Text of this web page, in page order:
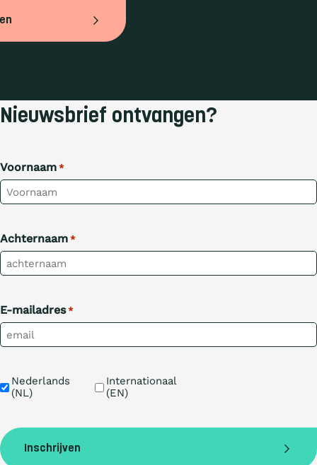
Nieuwsbrief ontvangen?
Voornaam *
Achternaam *
E-mailadres *
TaalNederlands
(NL)
Internationaal
(EN)
Inschrijven